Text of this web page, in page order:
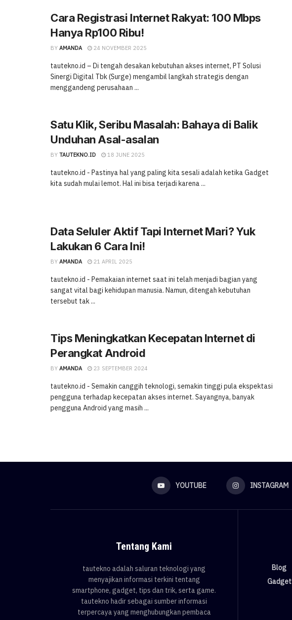
Cara Registrasi Internet Rakyat: 100 Mbps
Hanya Rp100 Ribu!
BY AMANDA 24 NOVEMBER 2025
tautekno.id – Di tengah desakan kebutuhan akses internet, PT Solusi
Sinergi Digital Tbk (Surge) mengambil langkah strategis dengan
menggandeng perusahaan ...
Satu Klik, Seribu Masalah: Bahaya di Balik
Unduhan Asal-asalan
BY TAUTEKNO.ID 18 JUNE 2025
tautekno.id - Pastinya hal yang paling kita sesali adalah ketika Gadget
kita sudah mulai lemot. Hal ini bisa terjadi karena ...
Data Seluler Aktif Tapi Internet Mari? Yuk
Lakukan 6 Cara Ini!
BY AMANDA 21 APRIL 2025
tautekno.id - Pemakaian internet saat ini telah menjadi bagian yang
sangat vital bagi kehidupan manusia. Namun, ditengah kebutuhan
tersebut tak ...
Tips Meningkatkan Kecepatan Internet di
Perangkat Android
BY AMANDA 23 SEPTEMBER 2024
tautekno.id - Semakin canggih teknologi, semakin tinggi pula ekspektasi
pengguna terhadap kecepatan akses internet. Sayangnya, banyak
pengguna Android yang masih ...
YOUTUBE INSTAGRAM
Tentang Kami
tautekno adalah saluran teknologi yang
menyajikan informasi terkini tentang
smartphone, gadget, tips dan trik, serta game.
tautekno hadir sebagai sumber informasi
terpercaya yang menghubungkan pembaca
Blog
Gadget